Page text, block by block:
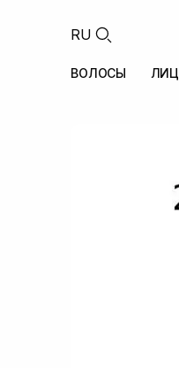
RU
ВОЛОСЫ